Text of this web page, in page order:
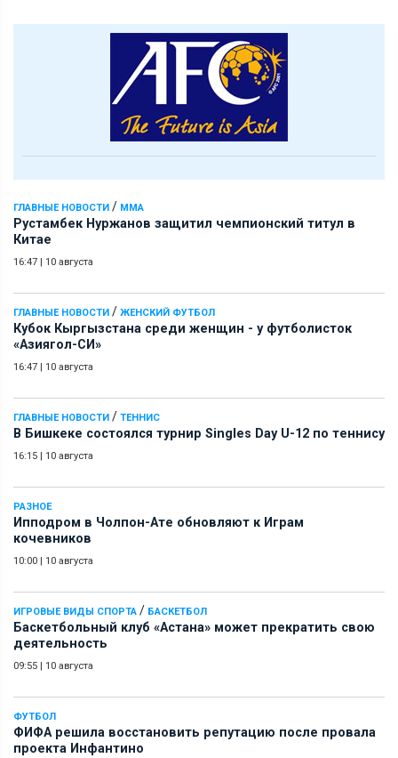
ГЛАВНЫЕ НОВОСТИ / ММА
Рустамбек Нуржанов защитил чемпионский титул в
Китае
16:47 | 10 августа
ГЛАВНЫЕ НОВОСТИ / ЖЕНСКИЙ ФУТБОЛ
Кубок Кыргызстана среди женщин - у футболисток
«Азиягол-СИ»
16:47 | 10 августа
ГЛАВНЫЕ НОВОСТИ / ТЕННИС
В Бишкеке состоялся турнир Singles Day U-12 по теннису
16:15 | 10 августа
РАЗНОЕ
Ипподром в Чолпон-Ате обновляют к Играм
кочевников
10:00 | 10 августа
ИГРОВЫЕ ВИДЫ СПОРТА / БАСКЕТБОЛ
Баскетбольный клуб «Астана» может прекратить свою
деятельность
09:55 | 10 августа
ФУТБОЛ
ФИФА решила восстановить репутацию после провала
проекта Инфантино